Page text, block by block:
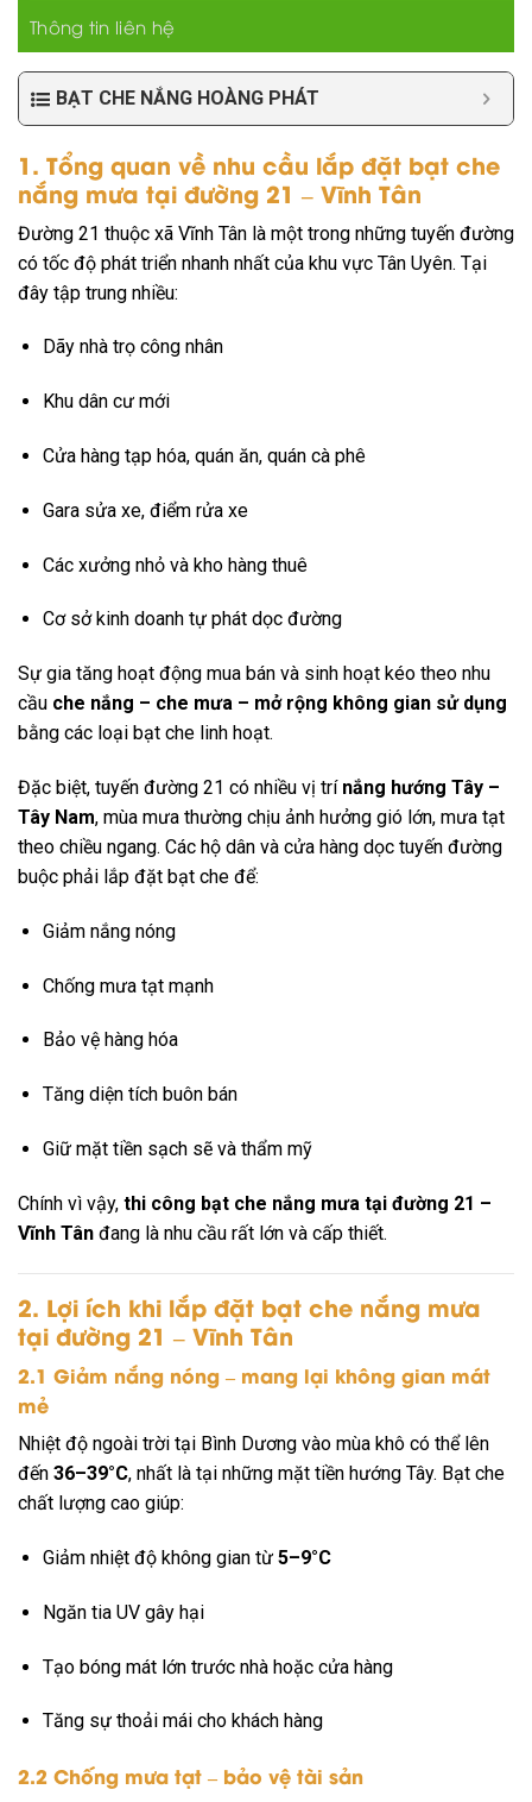
Thông tin liên hệ
BẠT CHE NẮNG HOÀNG PHÁT
1. Tổng quan về nhu cầu lắp đặt bạt che
nắng mưa tại đường 21 – Vĩnh Tân
Đường 21 thuộc xã Vĩnh Tân là một trong những tuyến đường
có tốc độ phát triển nhanh nhất của khu vực Tân Uyên. Tại
đây tập trung nhiều:
Dãy nhà trọ công nhân
Khu dân cư mới
Cửa hàng tạp hóa, quán ăn, quán cà phê
Gara sửa xe, điểm rửa xe
Các xưởng nhỏ và kho hàng thuê
Cơ sở kinh doanh tự phát dọc đường
Sự gia tăng hoạt động mua bán và sinh hoạt kéo theo nhu
cầu che nắng – che mưa – mở rộng không gian sử dụng
bằng các loại bạt che linh hoạt.
Đặc biệt, tuyến đường 21 có nhiều vị trí nắng hướng Tây –
Tây Nam, mùa mưa thường chịu ảnh hưởng gió lớn, mưa tạt
theo chiều ngang. Các hộ dân và cửa hàng dọc tuyến đường
buộc phải lắp đặt bạt che để:
Giảm nắng nóng
Chống mưa tạt mạnh
Bảo vệ hàng hóa
Tăng diện tích buôn bán
Giữ mặt tiền sạch sẽ và thẩm mỹ
Chính vì vậy, thi công bạt che nắng mưa tại đường 21 –
Vĩnh Tân đang là nhu cầu rất lớn và cấp thiết.
2. Lợi ích khi lắp đặt bạt che nắng mưa
tại đường 21 – Vĩnh Tân
2.1 Giảm nắng nóng – mang lại không gian mát
mẻ
Nhiệt độ ngoài trời tại Bình Dương vào mùa khô có thể lên
đến 36–39°C, nhất là tại những mặt tiền hướng Tây. Bạt che
chất lượng cao giúp:
Giảm nhiệt độ không gian từ 5–9°C
Ngăn tia UV gây hại
Tạo bóng mát lớn trước nhà hoặc cửa hàng
Tăng sự thoải mái cho khách hàng
2.2 Chống mưa tạt – bảo vệ tài sản